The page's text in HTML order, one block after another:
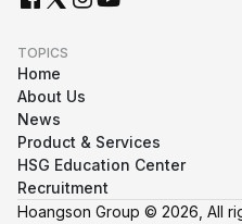
TOPICS
Home
About Us
News
Product & Services
HSG Education Center
Recruitment
Hoangson Group © 2026, All